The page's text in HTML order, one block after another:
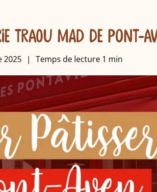
TRAOU MAD DE PONT-
2025 | Temps de lecture 1 min